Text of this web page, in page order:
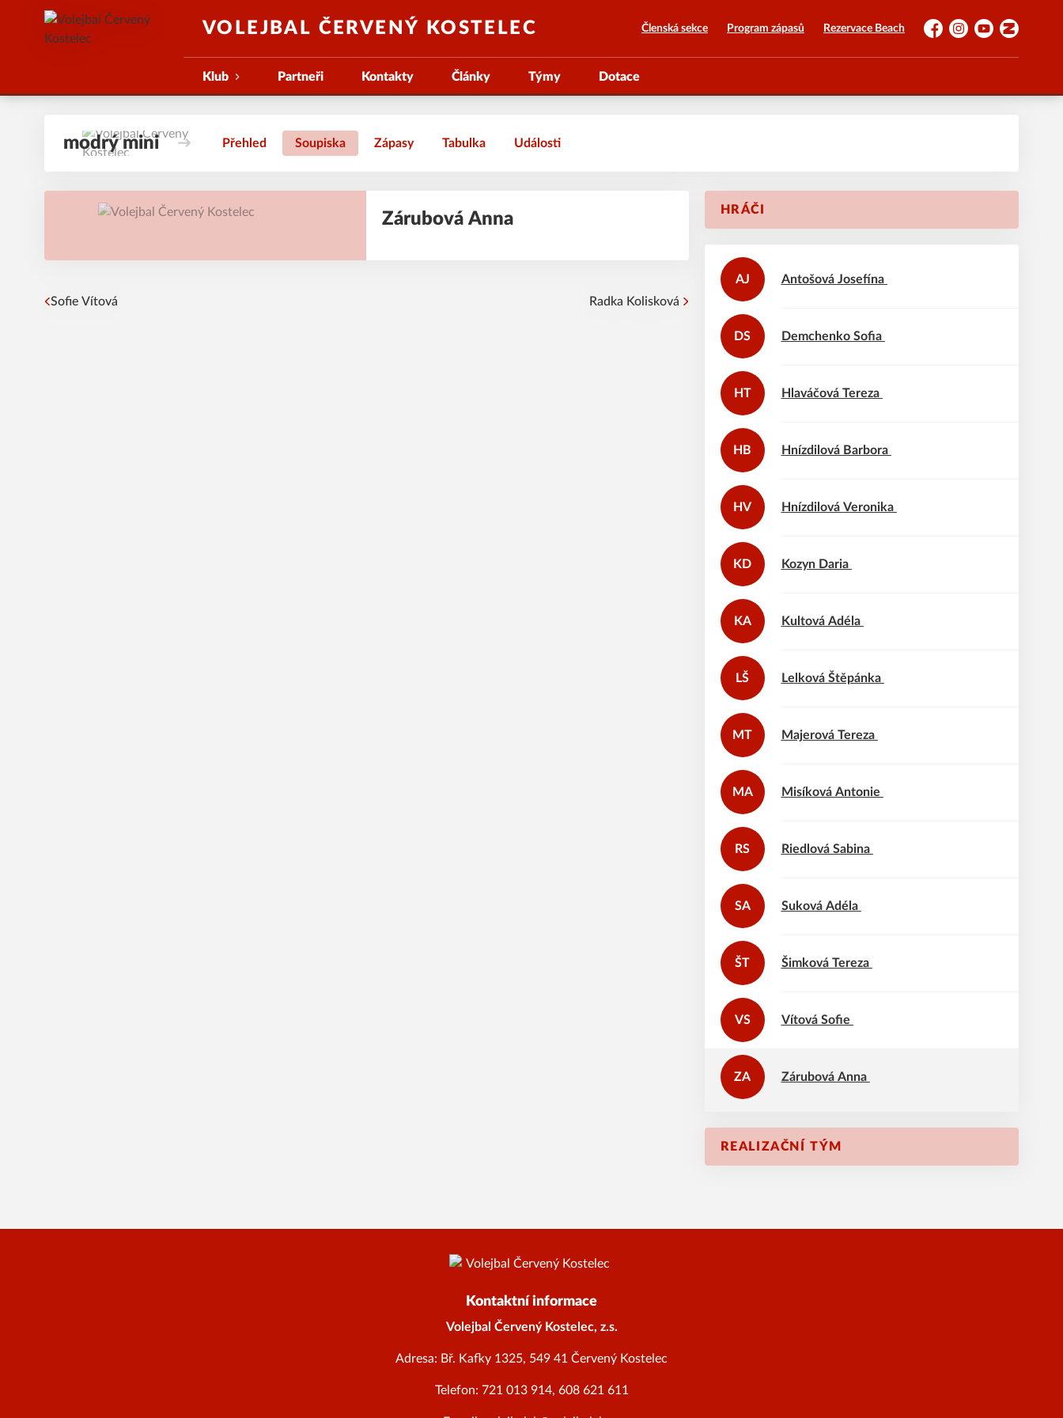
VOLEJBAL ČERVENÝ KOSTELEC Členská sekce Program zápasů Rezervace Beach
FacebookInstagramYouTubeZonerama
Klub Partneři Kontakty Články Týmy Dotace
modrý mini Přehled Soupiska Zápasy Tabulka Události
HRÁČI
AJ Josefína
Antošová
DS Sofia
Demchenko
HT Tereza
Hlaváčová
HB Barbora
Hnízdilová
HV Veronika
Hnízdilová
KD Daria
Kozyn
KA Adéla
Kultová
LŠ Štěpánka
Lelková
MT Tereza
Majerová
MA Antonie
Misíková
RS Sabina
Riedlová
SA Adéla
Suková
ŠT Tereza
Šimková
VS Sofie
Vítová
ZA Anna
Zárubová
REALIZAČNÍ TÝM
Anna
Zárubová
Sofie Vítová Radka Kolisková
Kontaktní informace
Volejbal Červený Kostelec, z.s.
Adresa: Bř. Kafky 1325, 549 41 Červený Kostelec
Telefon: 721 013 914, 608 621 611